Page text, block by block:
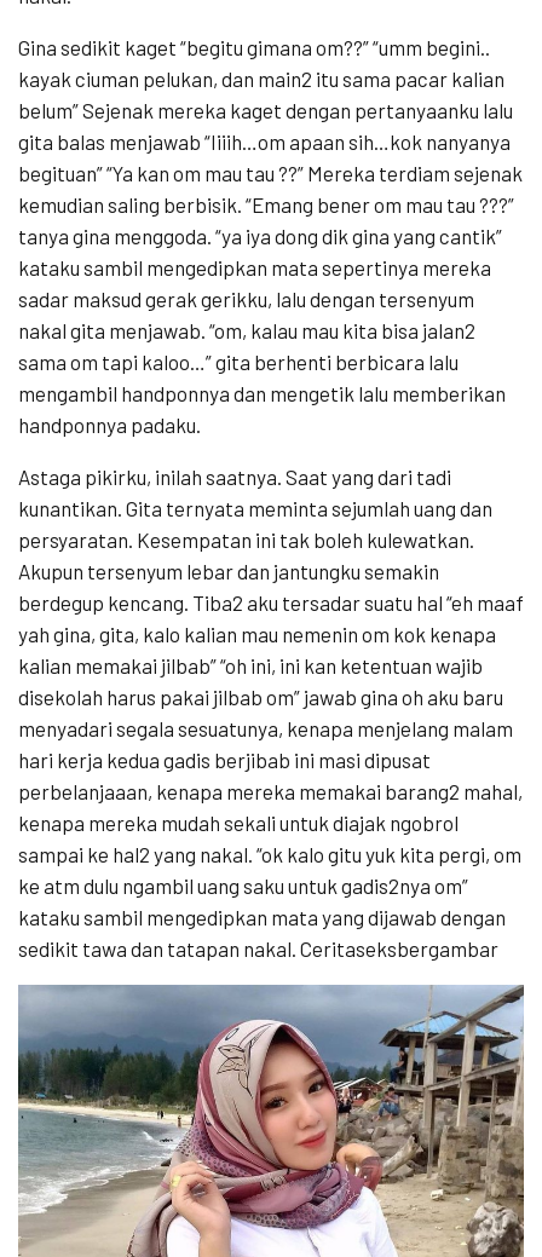
Gina sedikit kaget “begitu gimana om??” “umm begini..
kayak ciuman pelukan, dan main2 itu sama pacar kalian
belum” Sejenak mereka kaget dengan pertanyaanku lalu
gita balas menjawab “Iiiih…om apaan sih…kok nanyanya
begituan” “Ya kan om mau tau ??” Mereka terdiam sejenak
kemudian saling berbisik. “Emang bener om mau tau ???”
tanya gina menggoda. “ya iya dong dik gina yang cantik”
kataku sambil mengedipkan mata sepertinya mereka
sadar maksud gerak gerikku, lalu dengan tersenyum
nakal gita menjawab. “om, kalau mau kita bisa jalan2
sama om tapi kaloo…” gita berhenti berbicara lalu
mengambil handponnya dan mengetik lalu memberikan
handponnya padaku.
Astaga pikirku, inilah saatnya. Saat yang dari tadi
kunantikan. Gita ternyata meminta sejumlah uang dan
persyaratan. Kesempatan ini tak boleh kulewatkan.
Akupun tersenyum lebar dan jantungku semakin
berdegup kencang. Tiba2 aku tersadar suatu hal “eh maaf
yah gina, gita, kalo kalian mau nemenin om kok kenapa
kalian memakai jilbab” “oh ini, ini kan ketentuan wajib
disekolah harus pakai jilbab om” jawab gina oh aku baru
menyadari segala sesuatunya, kenapa menjelang malam
hari kerja kedua gadis berjibab ini masi dipusat
perbelanjaaan, kenapa mereka memakai barang2 mahal,
kenapa mereka mudah sekali untuk diajak ngobrol
sampai ke hal2 yang nakal. “ok kalo gitu yuk kita pergi, om
ke atm dulu ngambil uang saku untuk gadis2nya om”
kataku sambil mengedipkan mata yang dijawab dengan
sedikit tawa dan tatapan nakal. Ceritaseksbergambar